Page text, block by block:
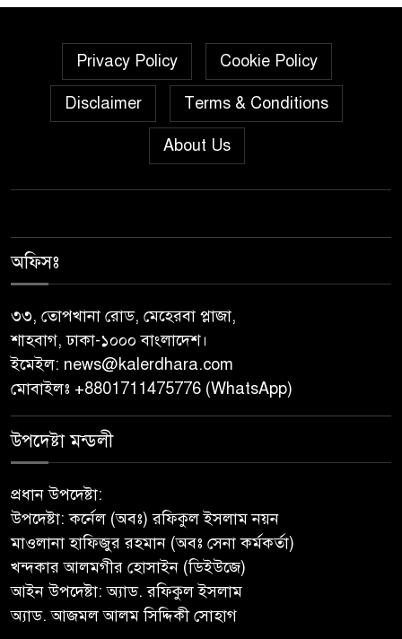
নয়নুজ্জামান মুন্সীর মতবিনিময়
জুলাই গণঅভ্যুত্থান দিবস উপলক্ষে
পিরোজপুরে নানা কর্মসূচি পালিত
নেছারাবাদের বলদিয়ায় বিয়ের
অনশন : থানায় অভিযোগ
‎গৌরনদীতে যথাযোগ্য মর্যাদায়
পালিত হলো ‘০৫ আগস্ট জুলাই
গণঅভ্যুত্থান দিবস ২০২৬’ ‎
বাবুগঞ্জে বাংলাদেশ প্রাথমিক শিক্ষক
লুটের অভিযোগ
বাবুগঞ্জে পরিস্কার পরিচ্ছন্নতা ও
বৃক্ষরোপণ অভিযান শুরু করেছে
সুজন
Privacy Policy Cookie Policy
Disclaimer Terms & Conditions
About Us
অফিসঃ
৩৩, তোপখানা রোড, মেহেরবা প্লাজা,
শাহবাগ, ঢাকা-১০০০ বাংলাদেশ।
ইমেইল: news@kalerdhara.com
মোবাইলঃ +8801711475776 (WhatsApp)
উপদেষ্টা মন্ডলী
প্রধান উপদেষ্টা:
উপদেষ্টা: কর্নেল (অবঃ) রফিকুল ইসলাম নয়ন
মাওলানা হাফিজুর রহমান (অবঃ সেনা কর্মকর্তা)
খন্দকার আলমগীর হোসাইন (ডিইউজে)
আইন উপদেষ্টা: অ্যাড. রফিকুল ইসলাম
অ্যাড. আজমল আলম সিদ্দিকী সোহাগ